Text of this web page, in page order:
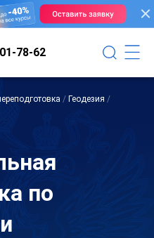
78-62
/ Геодезия /
по